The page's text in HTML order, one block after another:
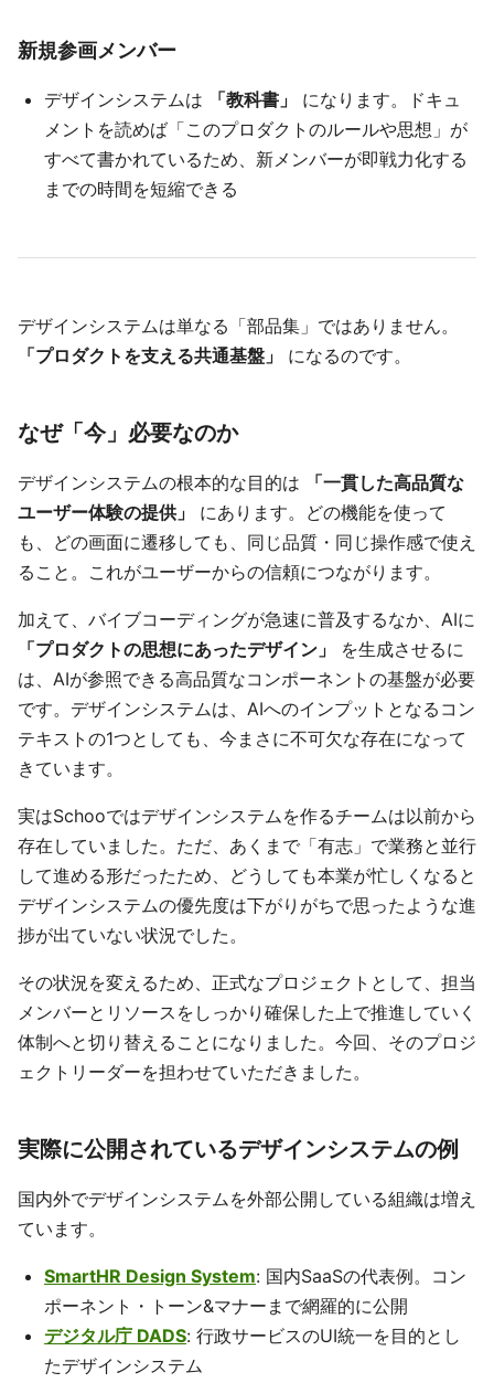
新規参画メンバー
デザインシステムは 「教科書」
になります。ドキュ
メントを読めば「このプロダクトのルールや思想」が
すべて書かれているため、新メンバーが即戦力化する
までの時間を短縮できる
デザインシステムは単なる「部品集」ではありません。
「プロダクトを支える共通基盤」
になるのです。
なぜ「今」必要なのか
デザインシステムの根本的な目的は
「一貫した高品質な
ユーザー体験の提供」
にあります。どの機能を使って
も、どの画面に遷移しても、同じ品質・同じ操作感で使え
ること。これがユーザーからの信頼につながります。
加えて、バイブコーディングが急速に普及するなか、AIに
「プロダクトの思想にあったデザイン」
を生成させるに
は、AIが参照できる高品質なコンポーネントの基盤が必要
です。デザインシステムは、AIへのインプットとなるコン
テキストの1つとしても、今まさに不可欠な存在になって
きています。
実はSchooではデザインシステムを作るチームは以前から
存在していました。ただ、あくまで「有志」で業務と並行
して進める形だったため、どうしても本業が忙しくなると
デザインシステムの優先度は下がりがちで思ったような進
捗が出ていない状況でした。
その状況を変えるため、正式なプロジェクトとして、担当
メンバーとリソースをしっかり確保した上で推進していく
体制へと切り替えることになりました。今回、そのプロジ
ェクトリーダーを担わせていただきました。
実際に公開されているデザインシステムの例
国内外でデザインシステムを外部公開している組織は増え
ています。
SmartHR Design System: 国内SaaSの代表例。コン
ポーネント・トーン&マナーまで網羅的に公開
デジタル庁 DADS: 行政サービスのUI統一を目的とし
たデザインシステム